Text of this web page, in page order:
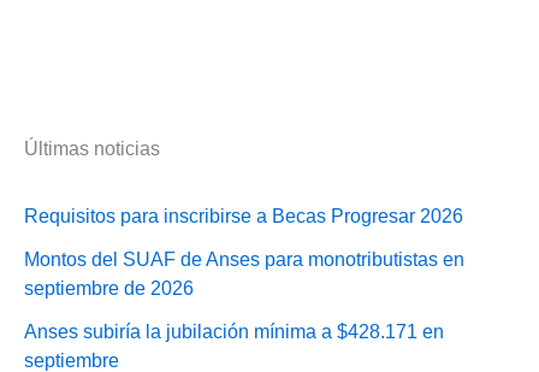
Últimas noticias
Requisitos para inscribirse a Becas Progresar 2026
Montos del SUAF de Anses para monotributistas en
septiembre de 2026
Anses subiría la jubilación mínima a $428.171 en
septiembre